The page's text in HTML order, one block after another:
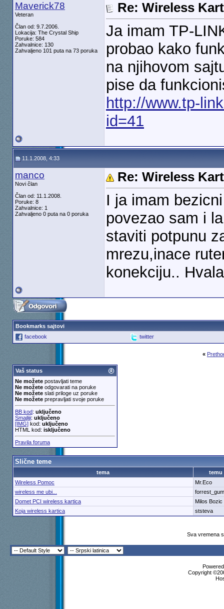
Maverick78
Veteran
Član od: 9.7.2006.
Lokacija: The Crystal Ship
Poruke: 584
Zahvalnice: 130
Zahvaljeno 101 puta na 73 poruka
Re: Wireless
Ja imam TP-
probao kako
na njihovom
pise da
http://www.tp-
id=41
11.1.2008, 4:33
manco
Novi član
Član od: 11.1.2008.
Poruke: 8
Zahvalnice: 1
Zahvaljeno 0 puta na 0 poruka
Re: Wireless
I ja imam
povezao sam i
staviti potpunu
mrezu,inace
konekciju..
Bookmarks sajtovi
facebook
twitter
«
Vaš status
Ne možetepostavljati teme
Ne možeteodgovarati na poruke
Ne možeteslati priloge uz poruke
Ne možeteprepravljati svoje poruke
BB kod: uključeno
Smajliji: uključeno
[IMG]kod: uključeno
HTML kod: isključeno
Pravila foruma
Slične teme
tema
temu
Wireless Pomoc
Mr.Eco
wireless me ubi...
Domet PCI wireless kartica
Milos Bozic
Koja wireless kartica
ststeva
Sva vremena
Copyright